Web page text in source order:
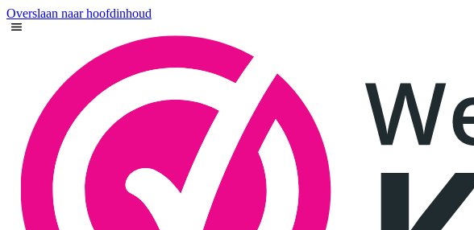
Overslaan naar hoofdinhoud